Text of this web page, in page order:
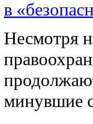
в
Несмотря
минувшие